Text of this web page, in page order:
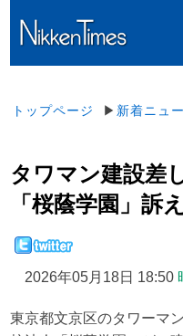
トップページ ▶ 新着ニュ
タワマン建設差
「桜蔭学園」訴
2026年05月18日 18:50
東京都文京区のタワーマ